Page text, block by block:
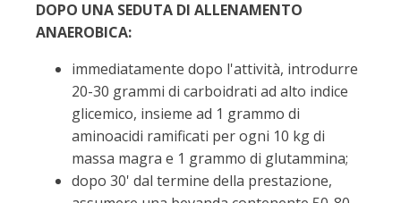
DOPO UNA SEDUTA DI ALLENAMENTO
ANAEROBICA:
immediatamente dopo l'attività, introdurre
20-30 grammi di carboidrati ad alto indice
glicemico, insieme ad 1 grammo di
aminoacidi ramificati per ogni 10 kg di
massa magra e 1 grammo di glutammina;
dopo 30' dal termine della prestazione,